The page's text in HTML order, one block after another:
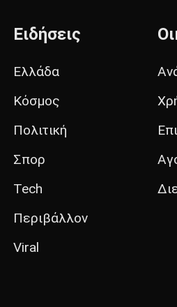
Ειδήσεις
Ελλάδα
Κόσμος
Πολιτική
Σπορ
Tech
Περιβάλλον
Viral